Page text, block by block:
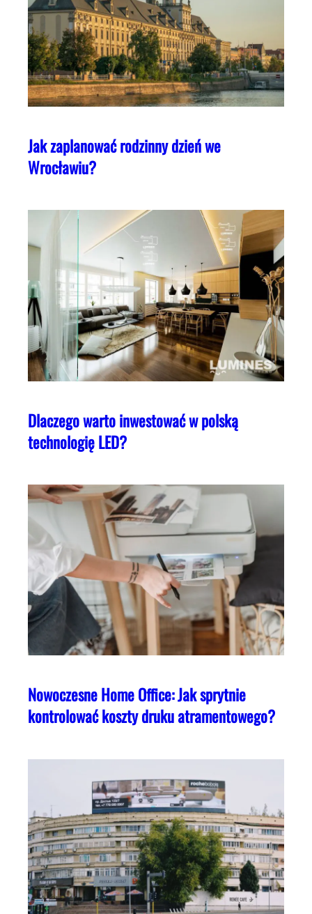
Jak zaplanować rodzinny dzień we
Wrocławiu?
Dlaczego warto inwestować w polską
technologię LED?
Nowoczesne Home Office: Jak sprytnie
kontrolować koszty druku atramentowego?